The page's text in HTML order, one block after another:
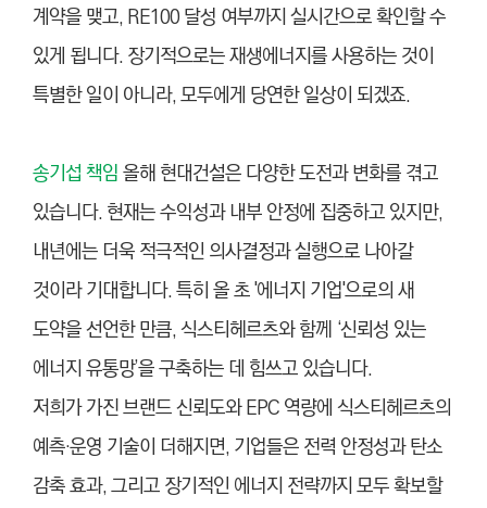
계약을 맺고, RE100 달성 여부까지 실시간으로 확인할 수
있게 됩니다. 장기적으로는 재생에너지를 사용하는 것이
특별한 일이 아니라, 모두에게 당연한 일상이 되겠죠.
송기섭 책임올해 현대건설은 다양한 도전과 변화를 겪고
있습니다. 현재는 수익성과 내부 안정에 집중하고 있지만,
내년에는 더욱 적극적인 의사결정과 실행으로 나아갈
것이라 기대합니다. 특히 올 초 '에너지 기업'으로의 새
도약을 선언한 만큼, 식스티헤르츠와 함께 ‘신뢰성 있는
에너지 유통망’을 구축하는 데 힘쓰고 있습니다.
저희가 가진 브랜드 신뢰도와 EPC 역량에 식스티헤르츠의
예측·운영 기술이 더해지면, 기업들은 전력 안정성과 탄소
감축 효과, 그리고 장기적인 에너지 전략까지 모두 확보할